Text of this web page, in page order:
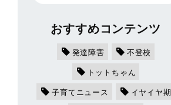
おすすめコンテンツ
発達障害
不登校
トットちゃん
子育てニュース
イヤイヤ期